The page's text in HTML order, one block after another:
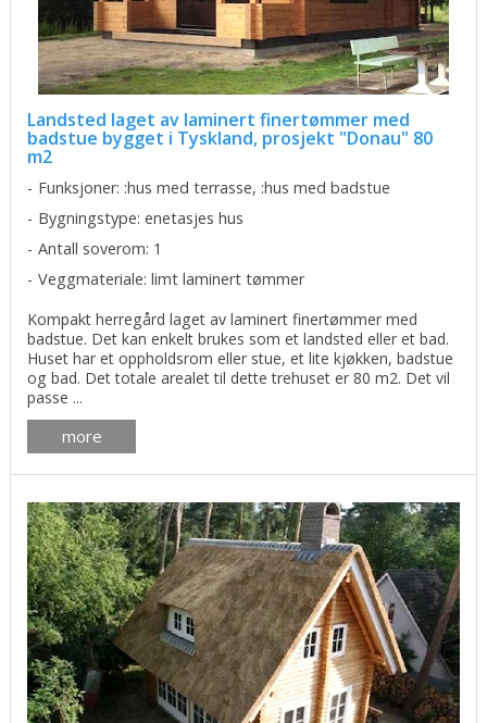
Landsted laget av laminert finertømmer med
badstue bygget i Tyskland, prosjekt "Donau" 80
m2
Funksjoner: :hus med terrasse, :hus med badstue
Bygningstype: enetasjes hus
Antall soverom: 1
Veggmateriale: limt laminert tømmer
Kompakt herregård laget av laminert finertømmer med
badstue. Det kan enkelt brukes som et landsted eller et bad.
Huset har et oppholdsrom eller stue, et lite kjøkken, badstue
og bad. Det totale arealet til dette trehuset er 80 m2. Det vil
passe ...
more